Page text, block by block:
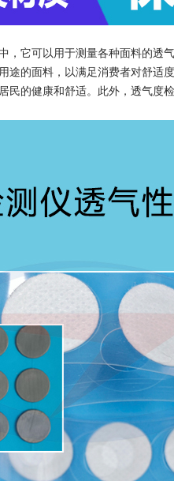
，它可以用于测量各种面料的透
途的面料，以满足消费者对舒适
民的健康和舒适。此外，透气度